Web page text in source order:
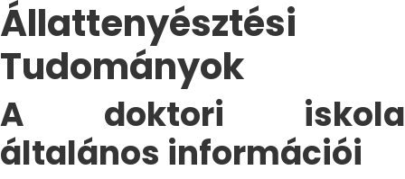
Állattenyésztési
Tudományok
A doktori iskola
általános információi